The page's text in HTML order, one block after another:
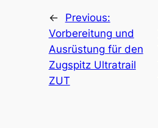
←
Previous:
Vorbereitung und
Ausrüstung für den
Zugspitz Ultratrail
ZUT